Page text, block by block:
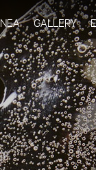
ΝΕΑ GALLERY